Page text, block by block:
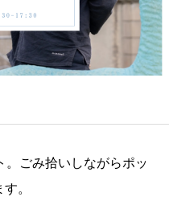
。ごみ拾いしながらポッ
。